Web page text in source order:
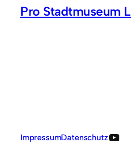
Pro Stadtmuseum
ImpressumDatenschutzYouTube